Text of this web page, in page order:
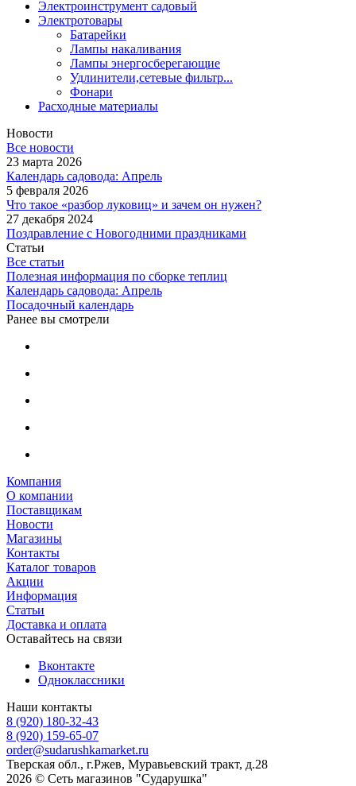
Электроинструмент садовый
Электротовары
Батарейки
Лампы накаливания
Лампы энергосберегающие
Удлинители,сетевые фильтр...
Фонари
Расходные материалы
Новости
Все новости
23 марта 2026
Календарь садовода: Апрель
5 февраля 2026
Что такое «разбор луковиц» и зачем он нужен?
27 декабря 2024
Поздравление с Новогодними праздниками
Статьи
Все статьи
Полезная информация по сборке теплиц
Календарь садовода: Апрель
Посадочный календарь
Ранее вы смотрели
Компания
О компании
Поставщикам
Новости
Магазины
Контакты
Каталог товаров
Акции
Информация
Статьи
Доставка и оплата
Оставайтесь на связи
Вконтакте
Одноклассники
Наши контакты
8 (920) 180-32-43
8 (920) 159-65-07
order@sudarushkamarket.ru
Тверская обл., г.Ржев, Муравьевский тракт, д.28
2026 © Сеть магазинов "Сударушка"